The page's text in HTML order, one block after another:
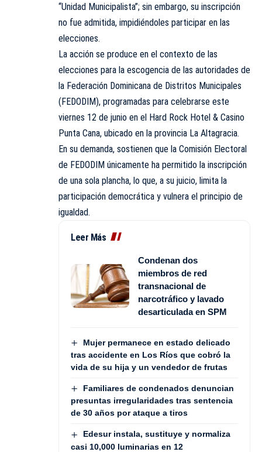
“Unidad Municipalista”; sin embargo, su inscripción
no fue admitida, impidiéndoles participar en las
elecciones.
La acción se produce en el contexto de las
elecciones para la escogencia de las autoridades de
la Federación Dominicana de Distritos Municipales
(FEDODIM), programadas para celebrarse este
viernes 12 de junio en el Hard Rock Hotel & Casino
Punta Cana, ubicado en la provincia La Altagracia.
En su demanda, sostienen que la Comisión Electoral
de FEDODIM únicamente ha permitido la inscripción
de una sola plancha, lo que, a su juicio, limita la
participación democrática y vulnera el principio de
igualdad.
Leer Más
Condenan dos
miembros de red
transnacional de
narcotráfico y lavado
desarticulada en SPM
Mujer permanece en estado delicado
tras accidente en Los Ríos que cobró la
vida de su hija y un vendedor de frutas
Familiares de condenados denuncian
presuntas irregularidades tras sentencia
de 30 años por ataque a tiros
Edesur instala, sustituye y normaliza
casi 10,000 luminarias en 12